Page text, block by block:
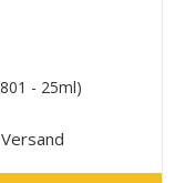
- 25ml)